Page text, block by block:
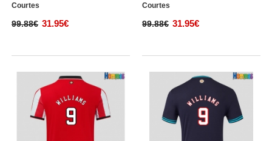
Courtes
99.88€ 31.95€
Courtes
99.88€ 31.95€